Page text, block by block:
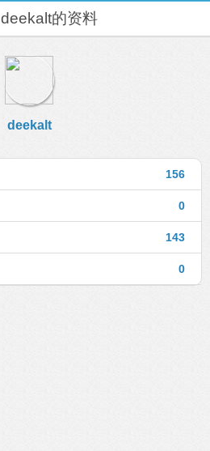
deekalt的资料
deekalt
156
0
143
0